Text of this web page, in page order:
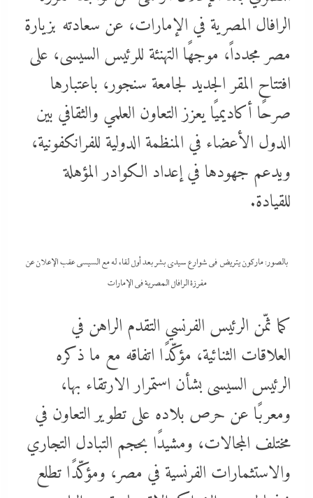
الرافال المصرية في الإمارات، عن سعادته بزيارة
مصر مجدداً، موجهًا التهنئة للرئيس السيسى، على
افتتاح المقر الجديد لجامعة سنجور، باعتبارها
صرحًا أكاديميًا يعزز التعاون العلمي والثقافي بين
الدول الأعضاء في المنظمة الدولية للفرانكفونية،
ويدعم جهودها في إعداد الكوادر المؤهلة
للقيادة.
بالصور: ماركون يتريض في شوارع سيدى بشر بعد أول لقاء له مع السيسي عقب الإعلان عن
مفرزة الرافال المصرية فى الإمارات
كما ثمّن الرئيس الفرنسي التقدم الراهن في
العلاقات الثنائية، مؤكّدًا اتفاقه مع ما ذكره
الرئيس السيسى بشأن استمرار الارتقاء بها،
ومعربًا عن حرص بلاده على تطوير التعاون في
مختلف المجالات، ومشيدًا بحجم التبادل التجاري
والاستثمارات الفرنسية في مصر، ومؤكّدًا تطلع